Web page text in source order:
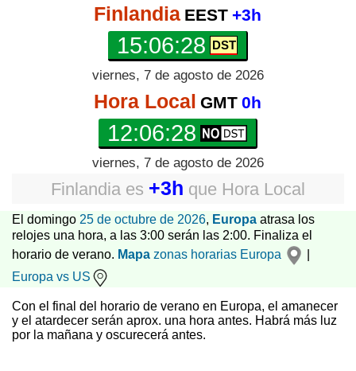
Finlandia EEST +3h
15:06:29
viernes, 7 de agosto de 2026
Hora Local GMT 0h
12:06:29
viernes, 7 de agosto de 2026
Finlandia es +3h que Hora Local
El domingo 25 de octubre de 2026, Europa atrasa los
relojes una hora, a las 3:00 serán las 2:00. Finaliza el
horario de verano. Mapa zonas horarias Europa
Europa vs US
Con el final del horario de verano en Europa, el amanecer
y el atardecer serán aprox. una hora antes. Habrá más luz
por la mañana y oscurecerá antes.